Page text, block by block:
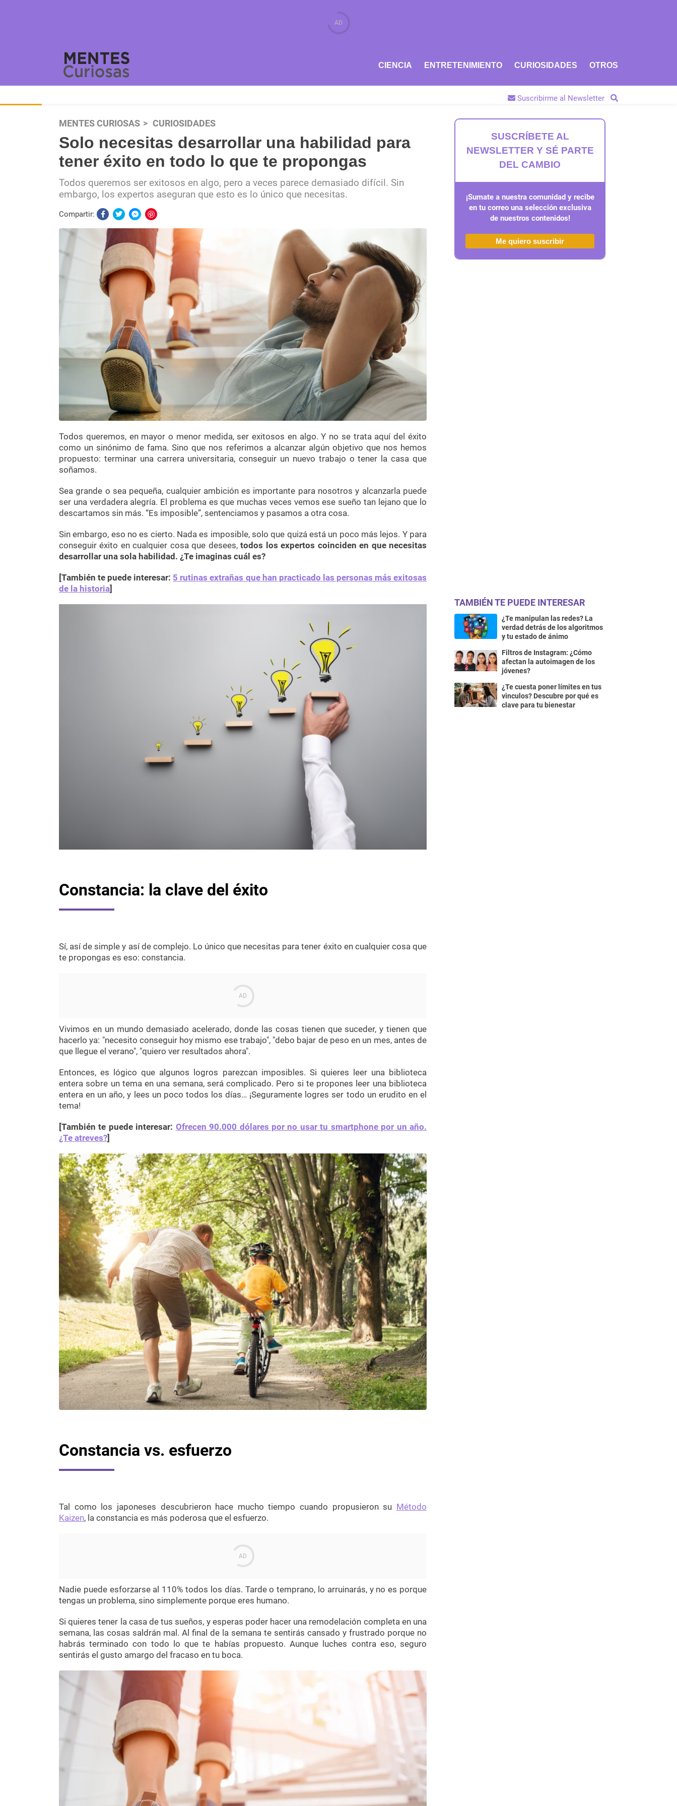
CIENCIA ENTRETENIMIENTO CURIOSIDADES OTROS
Suscribirme al Newsletter
MENTES CURIOSAS CURIOSIDADES
Solo necesitas desarrollar una habilidad para
tener éxito en todo lo que te propongas
Todos queremos ser exitosos en algo, pero a veces parece demasiado difícil. Sin
embargo, los expertos aseguran que esto es lo único que necesitas.
Compartir:
Todos queremos, en mayor o menor medida, ser exitosos en algo. Y no se trata aquí del éxito
como un sinónimo de fama. Sino que nos referimos a alcanzar algún objetivo que nos hemos
propuesto: terminar una carrera universitaria, conseguir un nuevo trabajo o tener la casa que
soñamos.
Sea grande o sea pequeña, cualquier ambición es importante para nosotros y alcanzarla puede
ser una verdadera alegría. El problema es que muchas veces vemos ese sueño tan lejano que lo
descartamos sin más. “Es imposible”, sentenciamos y pasamos a otra cosa.
Sin embargo, eso no es cierto. Nada es imposible, solo que quizá está un poco más lejos. Y para
conseguir éxito en cualquier cosa que desees,todos los expertos coinciden en que necesitas
desarrollar una sola habilidad. ¿Te imaginas cuál es?
[También te puede interesar: 5 rutinas extrañas que han practicado las personas más exitosas
de la historia]
Constancia: la clave del éxito
Sí, así de simple y así de complejo. Lo único que necesitas para tener éxito en cualquier cosa que
te propongas es eso: constancia.
Vivimos en un mundo demasiado acelerado, donde las cosas tienen que suceder, y tienen que
hacerlo ya: "necesito conseguir hoy mismo ese trabajo", "debo bajar de peso en un mes, antes de
que llegue el verano", "quiero ver resultados ahora".
Entonces, es lógico que algunos logros parezcan imposibles. Si quieres leer una biblioteca
entera sobre un tema en una semana, será complicado. Pero si te propones leer una biblioteca
entera en un año, y lees un poco todos los días… ¡Seguramente logres ser todo un erudito en el
tema!
[También te puede interesar: Ofrecen 90.000 dólares por no usar tu smartphone por un año.
¿Te atreves?]
Constancia vs. esfuerzo
Tal como los japoneses descubrieron hace mucho tiempo cuando propusieron su Método
Kaizen, la constancia es más poderosa que el esfuerzo.
Nadie puede esforzarse al 110% todos los días. Tarde o temprano, lo arruinarás, y no es porque
tengas un problema, sino simplemente porque eres humano.
Si quieres tener la casa de tus sueños, y esperas poder hacer una remodelación completa en una
semana, las cosas saldrán mal. Al final de la semana te sentirás cansado y frustrado porque no
habrás terminado con todo lo que te habías propuesto. Aunque luches contra eso, seguro
sentirás el gusto amargo del fracaso en tu boca.
SUSCRÍBETE AL
NEWSLETTER Y SÉ PARTE
DEL CAMBIO
¡Sumate a nuestra comunidad y recibe
en tu correo una selección exclusiva
de nuestros contenidos!
Me quiero suscribir
TAMBIÉN TE PUEDE INTERESAR
¿Te manipulan las redes? La
verdad detrás de los algoritmos
y tu estado de ánimo
Filtros de Instagram: ¿Cómo
afectan la autoimagen de los
jóvenes?
¿Te cuesta poner límites en tus
vinculos? Descubre por qué es
clave para tu bienestar